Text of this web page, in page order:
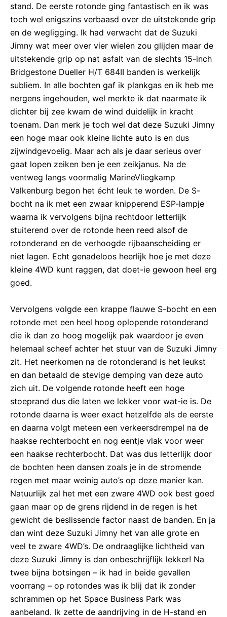
stand. De eerste rotonde ging fantastisch en ik was
toch wel enigszins verbaasd over de uitstekende grip
en de wegligging. Ik had verwacht dat de Suzuki
Jimny wat meer over vier wielen zou glijden maar de
uitstekende grip op nat asfalt van de slechts 15-inch
Bridgestone Dueller H/T 684II banden is werkelijk
subliem. In alle bochten gaf ik plankgas en ik heb me
nergens ingehouden, wel merkte ik dat naarmate ik
dichter bij zee kwam de wind duidelijk in kracht
toenam. Dan merk je toch wel dat deze Suzuki Jimny
een hoge maar ook kleine lichte auto is en dus
zijwindgevoelig. Maar ach als je daar serieus over
gaat lopen zeiken ben je een zeikjanus. Na de
ventweg langs voormalig MarineVliegkamp
Valkenburg begon het écht leuk te worden. De S-
bocht na ik met een zwaar knipperend ESP-lampje
waarna ik vervolgens bijna rechtdoor letterlijk
stuiterend over de rotonde heen reed alsof de
rotonderand en de verhoogde rijbaanscheiding er
niet lagen. Echt genadeloos heerlijk hoe je met deze
kleine 4WD kunt raggen, dat doet-ie gewoon heel erg
goed.
Vervolgens volgde een krappe flauwe S-bocht en een
rotonde met een heel hoog oplopende rotonderand
die ik dan zo hoog mogelijk pak waardoor je even
helemaal scheef achter het stuur van de Suzuki Jimny
zit. Het neerkomen na de rotonderand is het leukst
en dan betaald de stevige demping van deze auto
zich uit. De volgende rotonde heeft een hoge
stoeprand dus die laten we lekker voor wat-ie is. De
rotonde daarna is weer exact hetzelfde als de eerste
en daarna volgt meteen een verkeersdrempel na de
haakse rechterbocht en nog eentje vlak voor weer
een haakse rechterbocht. Dat was dus letterlijk door
de bochten heen dansen zoals je in de stromende
regen met maar weinig auto’s op deze manier kan.
Natuurlijk zal het met een zware 4WD ook best goed
gaan maar op de grens rijdend in de regen is het
gewicht de beslissende factor naast de banden. En ja
dan wint deze Suzuki Jimny het van alle grote en
veel te zware 4WD’s. De ondraaglijke lichtheid van
deze Suzuki Jimny is dan onbeschrijflijk lekker! Na
twee bijna botsingen – ik had in beide gevallen
voorrang – op rotondes was ik blij dat ik zonder
schrammen op het Space Business Park was
aanbeland. Ik zette de aandrijving in de H-stand en